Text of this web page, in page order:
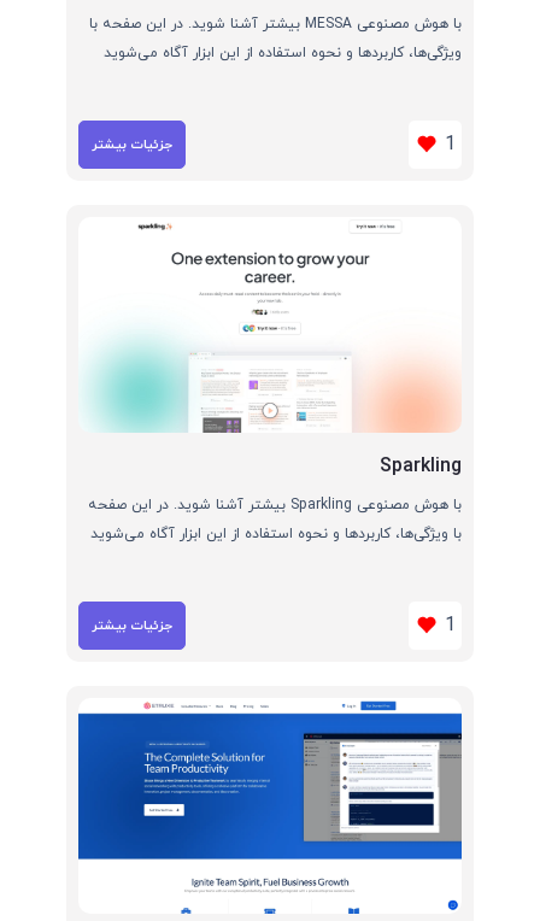
با هوش مصنوعی MESSA بیشتر آشنا شوید. در این صفحه با
ویژگی‌ها، کاربردها و نحوه استفاده از این ابزار آگاه می‌شوید
1 جزئیات بیشتر
Sparkling
با هوش مصنوعی Sparkling بیشتر آشنا شوید. در این صفحه
با ویژگی‌ها، کاربردها و نحوه استفاده از این ابزار آگاه می‌شوید
1 جزئیات بیشتر